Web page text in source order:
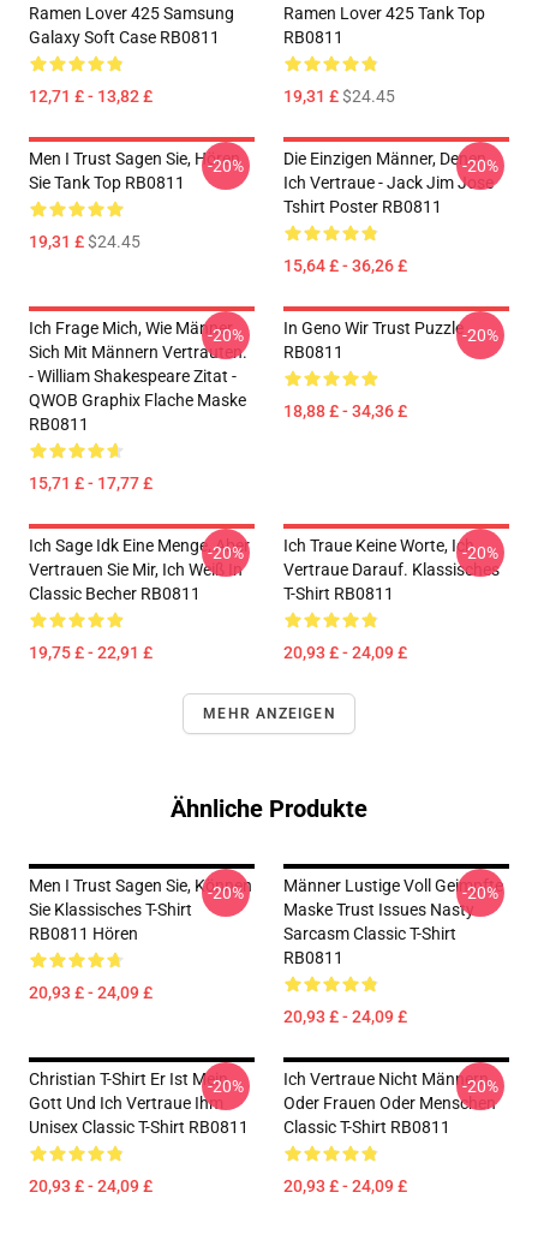
Ramen Lover 425 Samsung
Galaxy Soft Case RB0811
12,71 £ - 13,82 £
Ramen Lover 425 Tank Top
RB0811
19,31 £$24.45
Men I Trust Sagen Sie, Hören
Sie Tank Top RB0811
19,31 £$24.45
-20%
Die Einzigen Männer, Denen
Ich Vertraue - Jack Jim Jose
Tshirt Poster RB0811
15,64 £ - 36,26 £
-20%
Ich Frage Mich, Wie Männer
Sich Mit Männern Vertrauten.
- William Shakespeare Zitat -
QWOB Graphix Flache Maske
RB0811
15,71 £ - 17,77 £
-20%
In Geno Wir Trust Puzzle
RB0811
18,88 £ - 34,36 £
-20%
Ich Sage Idk Eine Menge, Aber
Vertrauen Sie Mir, Ich Weiß In
Classic Becher RB0811
19,75 £ - 22,91 £
-20%
Ich Traue Keine Worte, Ich
Vertraue Darauf. Klassisches
T-Shirt RB0811
20,93 £ - 24,09 £
-20%
MEHR ANZEIGEN
Ähnliche Produkte
Men I Trust Sagen Sie, Können
Sie Klassisches T-Shirt
RB0811 Hören
20,93 £ - 24,09 £
-20%
Männer Lustige Voll Geimpfte
Maske Trust Issues Nasty
Sarcasm Classic T-Shirt
RB0811
20,93 £ - 24,09 £
-20%
Christian T-Shirt Er Ist Mein
Gott Und Ich Vertraue Ihm
Unisex Classic T-Shirt RB0811
20,93 £ - 24,09 £
-20%
Ich Vertraue Nicht Männern
Oder Frauen Oder Menschen
Classic T-Shirt RB0811
20,93 £ - 24,09 £
-20%